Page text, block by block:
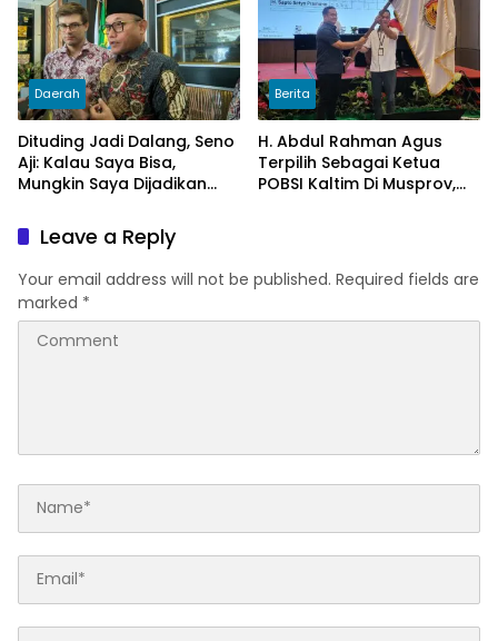
Daerah
Dituding Jadi Dalang, Seno
Aji: Kalau Saya Bisa,
Mungkin Saya Dijadikan
Berita
H. Abdul Rahman Agus
Terpilih Sebagai Ketua
POBSI Kaltim Di Musprov,
Leave a Reply
Your email address will not be published. Required fields are
marked *